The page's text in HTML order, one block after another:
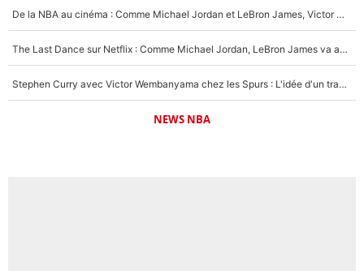
De la NBA au cinéma : Comme Michael Jordan et LeBron James, Victor Wembanyama rêve d'une carrière d'acteur !
The Last Dance sur Netflix : Comme Michael Jordan, LeBron James va avoir le droit à sa série !
Stephen Curry avec Victor Wembanyama chez les Spurs : L'idée d'un trade historique est lancée en NBA !
NEWS NBA